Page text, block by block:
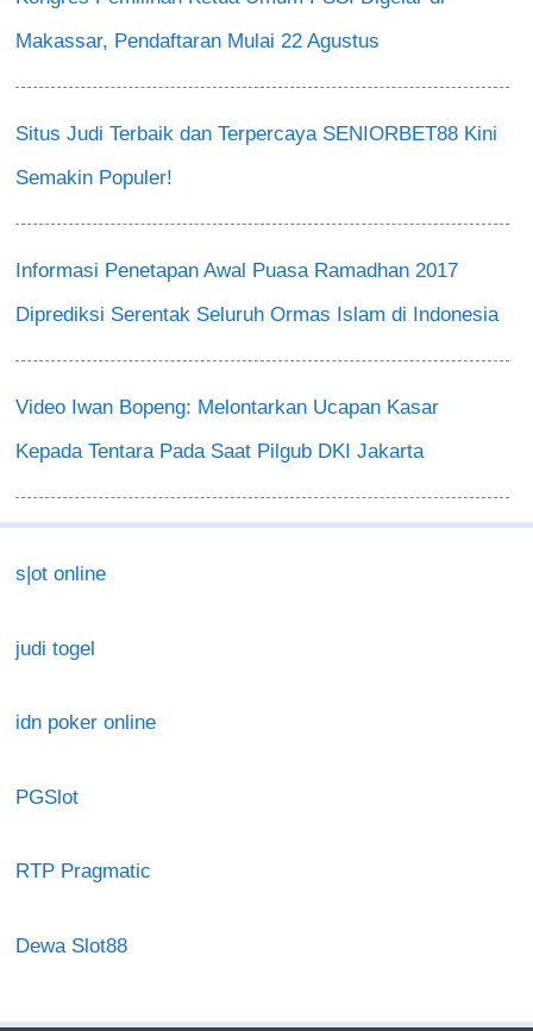
Makassar, Pendaftaran Mulai 22 Agustus
Situs Judi Terbaik dan Terpercaya SENIORBET88 Kini
Semakin Populer!
Informasi Penetapan Awal Puasa Ramadhan 2017
Diprediksi Serentak Seluruh Ormas Islam di Indonesia
Video Iwan Bopeng: Melontarkan Ucapan Kasar
Kepada Tentara Pada Saat Pilgub DKI Jakarta
s|ot online
judi togel
idn poker online
PGSlot
RTP Pragmatic
Dewa Slot88